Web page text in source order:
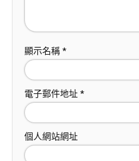
顯示名稱 *
電子郵件地址 *
個人網站網址